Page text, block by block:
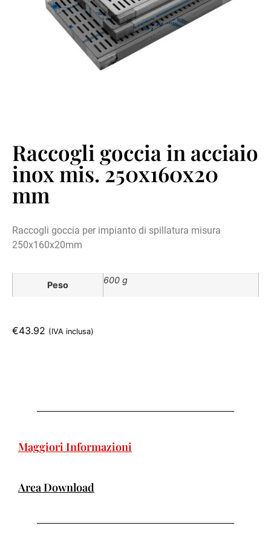
Raccogli goccia in acciaio
inox mis. 250x160x20
mm
Raccogli goccia per impianto di spillatura misura
250x160x20mm
Peso 600 g
€43.92 (IVA inclusa)
Maggiori Informazioni
Area Download